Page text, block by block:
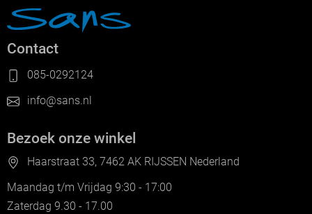
Contact
085-0292124
info@sans.nl
Bezoek onze winkel
Haarstraat 33, 7462 AK RIJSSEN Nederland
Maandag t/m Vrijdag 9:30 - 17:00
Zaterdag 9.30 - 17.00